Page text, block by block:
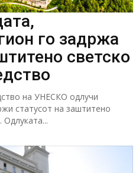
го задржа
светско
на УНЕСКО одлучи
статусот на заштитено
Одлуката...